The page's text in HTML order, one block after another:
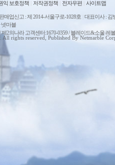
익 보호정책 저작권정책 전자우편 사이트맵
매업신고 : 제 2014-서울구로-1028호 대표이사 : 김
넷마블
제2의나라 고객센터:1670-0359 / 블레이드&소울
rights reserved, Published By Netmarble